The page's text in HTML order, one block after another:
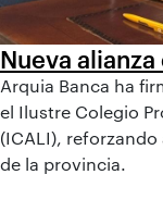
Nueva
Arquia Banca ha
el Ilustre Colegio
(ICALI),
de la provincia.